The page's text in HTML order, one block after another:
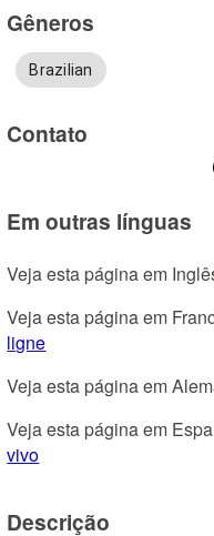
Gêneros
Brazilian
Contato
Em outras línguas
Veja esta página em
Veja esta página em
ligne
Veja esta página em
Veja esta página em
vivo
Descrição